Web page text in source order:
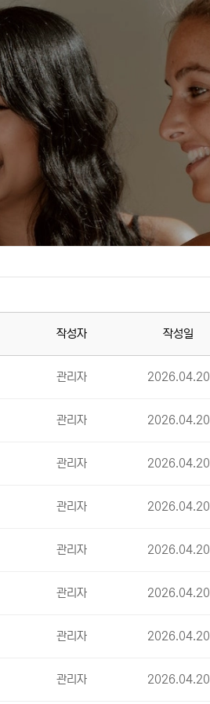
작성자 작성일
관리자 2026.04.20
관리자 2026.04.20
관리자 2026.04.20
관리자 2026.04.20
관리자 2026.04.20
관리자 2026.04.20
관리자 2026.04.20
관리자 2026.04.20